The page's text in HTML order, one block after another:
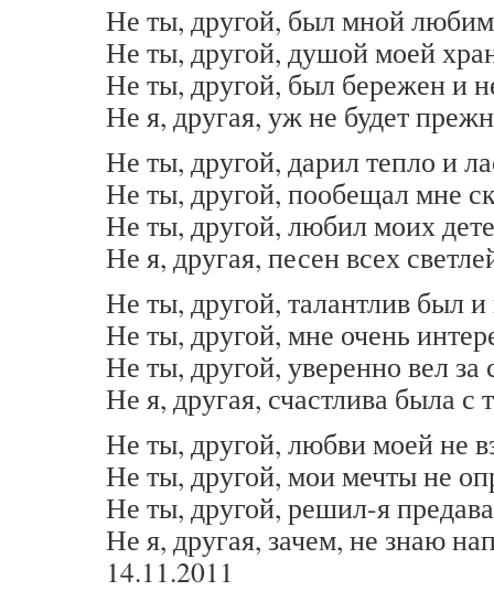
Не ты, другой, был мной
Не ты, другой, душой моей
Не ты, другой, был бережен и
Не я, другая, уж не будет
Не ты, другой, дарил тепло и
Не ты, другой, пообещал мне
Не ты, другой, любил моих
Не я, другая, песен всех
Не ты, другой, талантлив был и
Не ты, другой, мне очень
Не ты, другой, уверенно вел за
Не я, другая, счастлива была с
Не ты, другой, любви моей не
Не ты, другой, мои мечты не
Не ты, другой, решил-я
Не я, другая, зачем, не знаю
14.11.2011